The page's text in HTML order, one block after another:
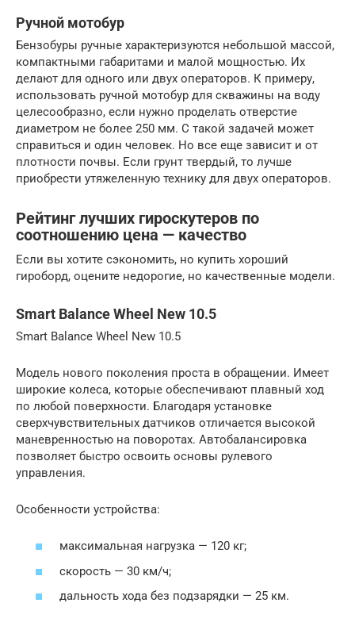
Ручной мотобур
Бензобуры ручные характеризуются небольшой массой,
компактными габаритами и малой мощностью. Их
делают для одного или двух операторов. К примеру,
использовать ручной мотобур для скважины на воду
целесообразно, если нужно проделать отверстие
диаметром не более 250 мм. С такой задачей может
справиться и один человек. Но все еще зависит и от
плотности почвы. Если грунт твердый, то лучше
приобрести утяжеленную технику для двух операторов.
Рейтинг лучших гироскутеров по
соотношению цена — качество
Если вы хотите сэкономить, но купить хороший
гироборд, оцените недорогие, но качественные модели.
Smart Balance Wheel New 10.5
Smart Balance Wheel New 10.5
Модель нового поколения проста в обращении. Имеет
широкие колеса, которые обеспечивают плавный ход
по любой поверхности. Благодаря установке
сверхчувствительных датчиков отличается высокой
маневренностью на поворотах. Автобалансировка
позволяет быстро освоить основы рулевого
управления.
Особенности устройства:
максимальная нагрузка — 120 кг;
скорость — 30 км/ч;
дальность хода без подзарядки — 25 км.